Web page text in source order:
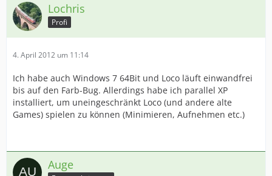
Lochris
Profi
4. April 2012 um 11:14
Ich habe auch Windows 7 64Bit und Loco läuft einwandfrei
bis auf den Farb-Bug. Allerdings habe ich parallel XP
installiert, um uneingeschränkt Loco (und andere alte
Games) spielen zu können (Minimieren, Aufnehmen etc.)
Auge